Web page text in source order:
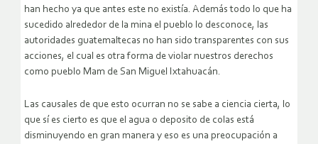
han hecho ya que antes este no existía. Además todo lo que ha
sucedido alrededor de la mina el pueblo lo desconoce, las
autoridades guatemaltecas no han sido transparentes con sus
acciones, el cual es otra forma de violar nuestros derechos
como pueblo Mam de San Miguel Ixtahuacán.
Las causales de que esto ocurran no se sabe a ciencia cierta, lo
que sí es cierto es que el agua o deposito de colas está
disminuyendo en gran manera y eso es una preocupación a